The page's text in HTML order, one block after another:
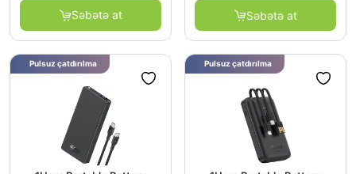
Səbətə at Səbətə at
Pulsuz çatdırılma Pulsuz çatdırılma